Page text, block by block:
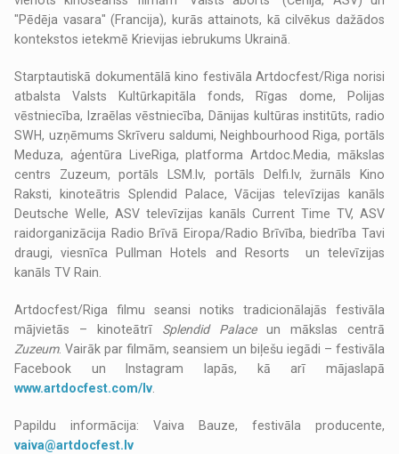
"Pēdēja vasara" (Francija), kurās attainots, kā cilvēkus dažādos
kontekstos ietekmē Krievijas iebrukums Ukrainā.
Starptautiskā dokumentālā kino festivāla Artdocfest/Riga norisi
atbalsta Valsts Kultūrkapitāla fonds, Rīgas dome, Polijas
vēstniecība, Izraēlas vēstniecība, Dānijas kultūras institūts, radio
SWH, uzņēmums Skrīveru saldumi, Neighbourhood Riga, portāls
Meduza, aģentūra LiveRiga, platforma Artdoc.Media, mākslas
centrs Zuzeum, portāls LSM.lv, portāls Delfi.lv, žurnāls Kino
Raksti, kinoteātris Splendid Palace, Vācijas televīzijas kanāls
Deutsche Welle, ASV televīzijas kanāls Current Time TV, ASV
raidorganizācija Radio Brīvā Eiropa/Radio Brīvība, biedrība Tavi
draugi, viesnīca Pullman Hotels and Resorts un televīzijas
kanāls TV Rain.
Artdocfest/Riga filmu seansi notiks tradicionālajās festivāla
mājvietās – kinoteātrī Splendid Palaceun mākslas centrā
Zuzeum. Vairāk par filmām, seansiem un biļešu iegādi – festivāla
Facebook un Instagram lapās, kā arī mājaslapā
www.artdocfest.com/lv.
Papildu informācija: Vaiva Bauze, festivāla producente,
vaiva@artdocfest.lv